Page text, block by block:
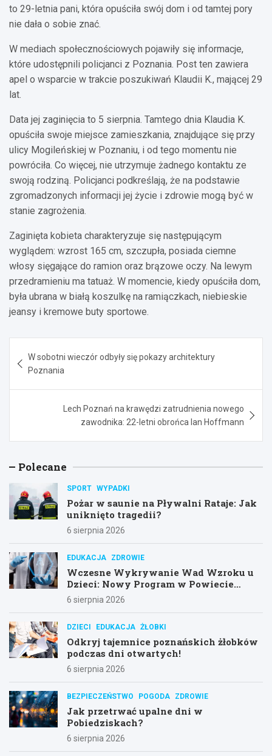
to 29-letnia pani, która opuściła swój dom i od tamtej pory
nie dała o sobie znać.
W mediach społecznościowych pojawiły się informacje,
które udostępnili policjanci z Poznania. Post ten zawiera
apel o wsparcie w trakcie poszukiwań Klaudii K., mającej 29
lat.
Data jej zaginięcia to 5 sierpnia. Tamtego dnia Klaudia K.
opuściła swoje miejsce zamieszkania, znajdujące się przy
ulicy Mogileńskiej w Poznaniu, i od tego momentu nie
powróciła. Co więcej, nie utrzymuje żadnego kontaktu ze
swoją rodziną. Policjanci podkreślają, że na podstawie
zgromadzonych informacji jej życie i zdrowie mogą być w
stanie zagrożenia.
Zaginięta kobieta charakteryzuje się następującym
wyglądem: wzrost 165 cm, szczupła, posiada ciemne
włosy sięgające do ramion oraz brązowe oczy. Na lewym
przedramieniu ma tatuaż. W momencie, kiedy opuściła dom,
była ubrana w białą koszulkę na ramiączkach, niebieskie
jeansy i kremowe buty sportowe.
wpisu
W sobotni wieczór odbyły się pokazy architektury
Poznania
Lech Poznań na krawędzi zatrudnienia nowego
zawodnika: 22-letni obrońca Ian Hoffmann
Polecane
SPORT WYPADKI
Pożar w saunie na Pływalni Rataje: Jak
uniknięto tragedii?
6 sierpnia 2026
EDUKACJA ZDROWIE
Wczesne Wykrywanie Wad Wzroku u
Dzieci: Nowy Program w Powiecie
Poznańskim
6 sierpnia 2026
DZIECI EDUKACJA ŻŁOBKI
Odkryj tajemnice poznańskich żłobków
podczas dni otwartych!
6 sierpnia 2026
BEZPIECZEŃSTWO POGODA ZDROWIE
Jak przetrwać upalne dni w
Pobiedziskach?
6 sierpnia 2026